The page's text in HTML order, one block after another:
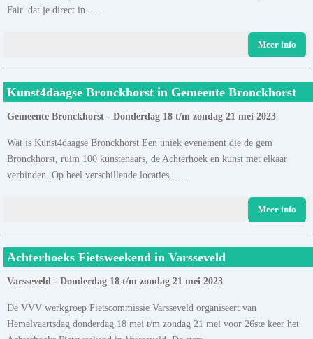
Fair' dat je direct in......
Meer info
Kunst4daagse Bronckhorst in Gemeente Bronckhorst
Gemeente Bronckhorst - Donderdag 18 t/m zondag 21 mei 2023
Wat is Kunst4daagse Bronckhorst Een uniek evenement die de gem
Bronckhorst, ruim 100 kunstenaars, de Achterhoek en kunst met elkaar
verbinden. Op heel verschillende locaties,......
Meer info
Achterhoeks Fietsweekend in Varsseveld
Varsseveld - Donderdag 18 t/m zondag 21 mei 2023
De VVV werkgroep Fietscommissie Varsseveld organiseert van
Hemelvaartsdag donderdag 18 mei t/m zondag 21 mei voor 26ste keer het